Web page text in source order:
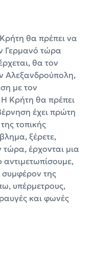
θα πρέπει να
Γερμανό τώρα
θα τον
Αλεξανδρούπολη,
με τον
Κρήτη θα πρέπει
έχει πρώτη
τοπικής
ξέρετε,
τώρα, έρχονται μια
συμφέρον της
υπέρμετρους,
και φωνές